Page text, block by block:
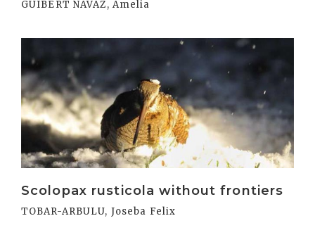
GUIBERT NAVAZ, Amelia
Scolopax rusticola without frontiers
TOBAR-ARBULU, Joseba Felix